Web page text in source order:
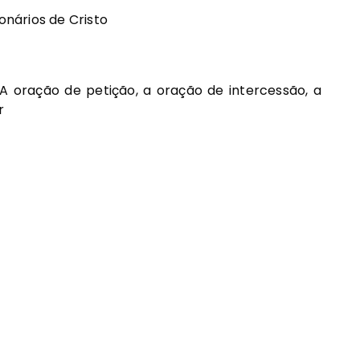
de Cristo
oração de petição, a oração de intercessão, a